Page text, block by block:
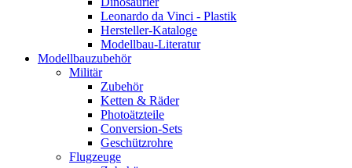
Leonardo da Vinci - Plastik
Hersteller-Kataloge
Modellbau-Literatur
Modellbauzubehör
Militär
Zubehör
Ketten & Räder
Photoätzteile
Conversion-Sets
Geschützrohre
Flugzeuge